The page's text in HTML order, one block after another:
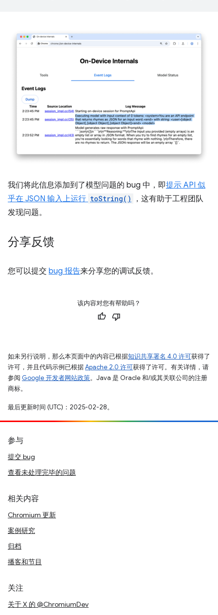
我们将此信息添加到了模型问题的 bug 中，即提示 API 似
乎在 JSON 输入上运行 toString()
，这有助于工程团队
发现问题。
分享反馈
您可以提交 bug 报告来分享您的调试反馈。
该内容对您有帮助吗？
如未另行说明，那么本页面中的内容已根据知识共享署名 4.0 许可获得了
许可，并且代码示例已根据Apache 2.0 许可获得了许可。有关详情，请
参阅 Google 开发者网站政策。Java 是 Oracle 和/或其关联公司的注册
商标。
最后更新时间 (UTC)：2025-02-28。
参与
提交 bug
查看未处理完毕的问题
相关内容
Chromium 更新
案例研究
归档
播客和节目
关注
关于 X 的 @ChromiumDev